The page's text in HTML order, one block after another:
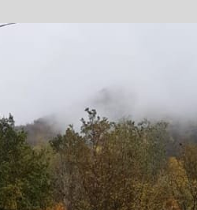
è avvenuto questa
belvedere, duca-degli-abruzzi,